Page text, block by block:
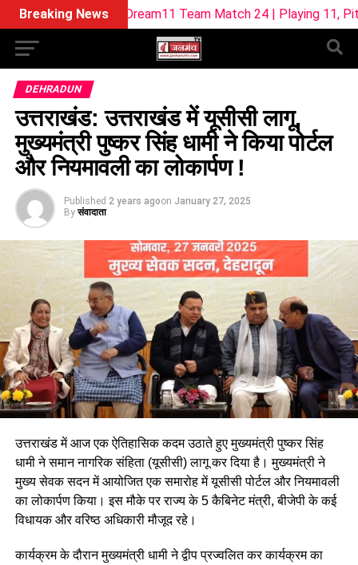
Breaking News
W Dream11 Team Match 24 | Playing 11, Pitch Report &
DEHRADUN
उत्तराखंड: उत्तराखंड में यूसीसी लागू,
मुख्यमंत्री पुष्कर सिंह धामी ने किया पोर्टल
और नियमावली का लोकार्पण !
Published 2 years agoon January 27, 2025
By संवादाता
उत्तराखंड में आज एक ऐतिहासिक कदम उठाते हुए मुख्यमंत्री पुष्कर सिंह
धामी ने समान नागरिक संहिता (यूसीसी) लागू कर दिया है। मुख्यमंत्री ने
मुख्य सेवक सदन में आयोजित एक समारोह में यूसीसी पोर्टल और नियमावली
का लोकार्पण किया। इस मौके पर राज्य के 5 कैबिनेट मंत्री, बीजेपी के कई
विधायक और वरिष्ठ अधिकारी मौजूद रहे।
कार्यक्रम के दौरान मुख्यमंत्री धामी ने द्वीप प्रज्वलित कर कार्यक्रम का